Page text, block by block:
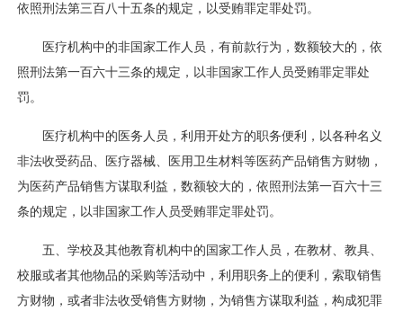
依照刑法第三百八十五条的规定，以受贿罪定罪处罚。
医疗机构中的非国家工作人员，有前款行为，数额较大的，依
照刑法第一百六十三条的规定，以非国家工作人员受贿罪定罪处
罚。
医疗机构中的医务人员，利用开处方的职务便利，以各种名义
非法收受药品、医疗器械、医用卫生材料等医药产品销售方财物，
为医药产品销售方谋取利益，数额较大的，依照刑法第一百六十三
条的规定，以非国家工作人员受贿罪定罪处罚。
五、学校及其他教育机构中的国家工作人员，在教材、教具、
校服或者其他物品的采购等活动中，利用职务上的便利，索取销售
方财物，或者非法收受销售方财物，为销售方谋取利益，构成犯罪